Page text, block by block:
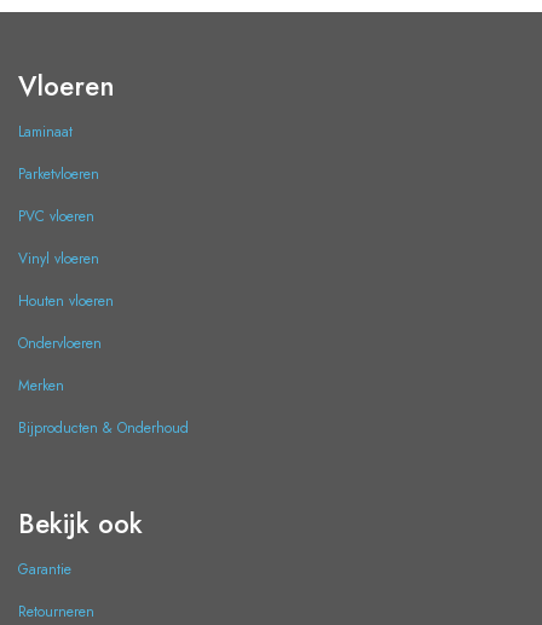
Vloeren
Laminaat
Parketvloeren
PVC vloeren
Vinyl vloeren
Houten vloeren
Ondervloeren
Merken
Bijproducten & Onderhoud
Bekijk ook
Garantie
Retourneren